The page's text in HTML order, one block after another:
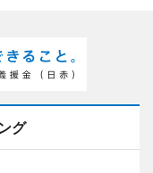
グ